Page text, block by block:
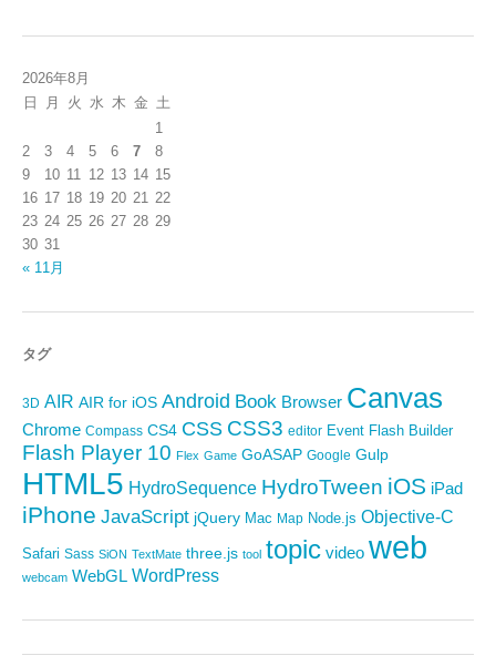
2026年8月
日
月 火 水 木 金 土
1
2
3 4 5 6 7
8
9
10 11 12 13 14 15
16 17 18 19 20 21
22
23 24 25 26 27 28 29
30 31
« 11月
タグ
3D AIR AIR for iOS Android Book Browser Canvas
Chrome Compass CS4 CSS CSS3 editor Event Flash Builder
Flash Player 10 Flex Game GoASAP Google Gulp
HTML5 HydroSequence HydroTween iOS iPad
iPhone JavaScript jQuery Mac Map Node.js Objective-C
Safari Sass SiON TextMate three.js tool topic video web
webcam WebGL WordPress